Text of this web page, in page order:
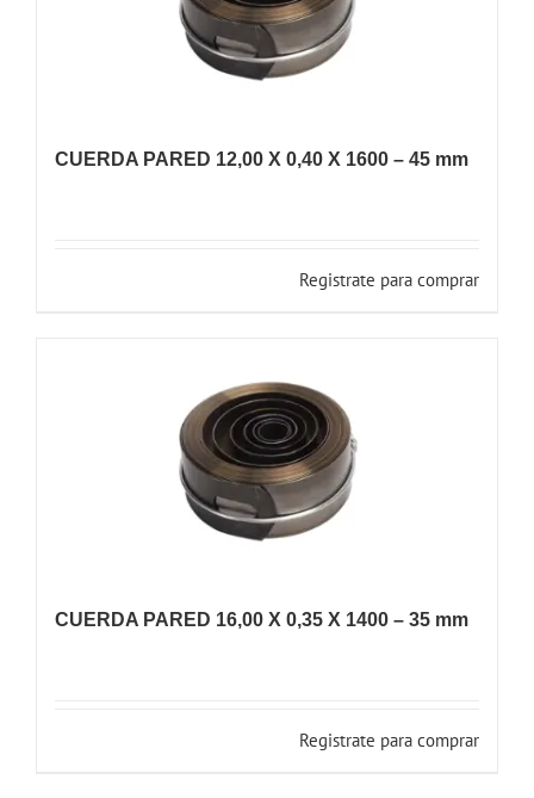
CUERDA PARED 12,00 X 0,40 X 1600 – 45 mm
Registrate para comprar
CUERDA PARED 16,00 X 0,35 X 1400 – 35 mm
Registrate para comprar